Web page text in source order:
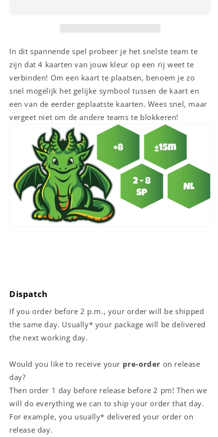
In dit spannende spel probeer je het snelste team te
zijn dat 4 kaarten van jouw kleur op een rij weet te
verbinden! Om een kaart te plaatsen, benoem je zo
snel mogelijk het gelijke symbool tussen de kaart en
een van de eerder geplaatste kaarten. Wees snel, maar
vergeet niet om de andere teams te blokkeren!
Dispatch
If you order before 2 p.m., your order will be shipped
the same day. Usually* your package will be delivered
the next working day.
Would you like to receive your pre-order on release
day?
Then order 1 day before release before 2 pm! Then we
will do everything we can to ship your order that day.
For example, you usually* delivered your order on
release day.